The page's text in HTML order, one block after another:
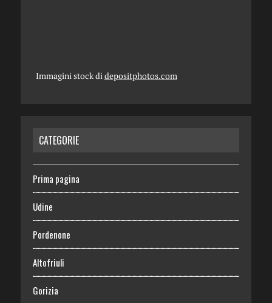
Immagini stock didepositphotos.com
CATEGORIE
Prima pagina
Udine
Pordenone
Altofriuli
Gorizia